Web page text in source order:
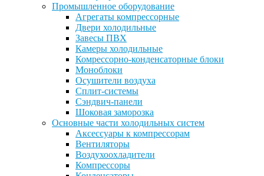
Промышленное оборудование
Агрегаты компрессорные
Двери холодильные
Завесы ПВХ
Камеры холодильные
Комрессорно-конденсаторные блоки
Моноблоки
Осушители воздуха
Сплит-системы
Сэндвич-панели
Шоковая заморозка
Основные части холодильных систем
Аксессуары к компрессорам
Вентиляторы
Воздухоохладители
Компрессоры